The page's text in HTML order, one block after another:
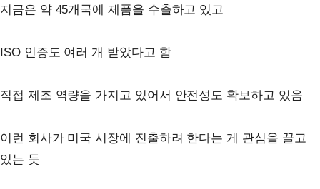
지금은 약 45개국에 제품을 수출하고 있고
ISO 인증도 여러 개 받았다고 함
직접 제조 역량을 가지고 있어서 안전성도 확보하고 있음
이런 회사가 미국 시장에 진출하려 한다는 게 관심을 끌고
있는 듯